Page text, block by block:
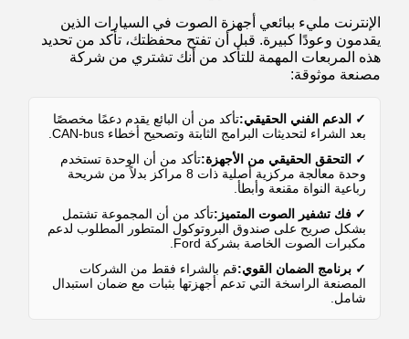
الإنترنت مليء ببائعي أجهزة الصوت في السيارات الذين
يقدمون وعودًا كبيرة. قبل أن تفتح محفظتك، تأكد من تحديد
هذه المربعات المهمة للتأكد من أنك تشتري من شركة
مصنعة موثوقة:
✓ الدعم الفني الحقيقي:تأكد من أن البائع يقدم دعمًا مخصصًا
بعد الشراء لتحديثات البرامج الثابتة وتصحيح أخطاء CAN-bus.
✓ التحقق الحقيقي من الأجهزة:تأكد من أن الوحدة تستخدم
وحدة معالجة مركزية أصلية ذات 8 مراكز بدلاً من شريحة
رباعية النواة مقنعة وأبطأ.
✓ فك تشفير الصوت المتميز:تأكد من أن المجموعة تشتمل
بشكل صريح على صندوق البروتوكول المتطور المطلوب لدعم
مكبرات الصوت الخاصة بشركة Ford.
✓ برنامج الضمان القوي:قم بالشراء فقط من الشركات
المصنعة الراسخة التي تدعم أجهزتها بثبات مع ضمان استبدال
شامل.